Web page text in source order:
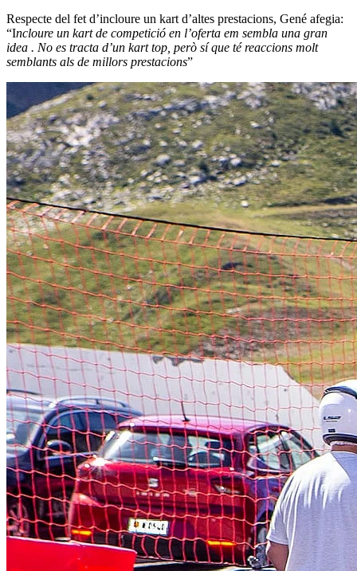
Respecte del fet d’incloure un kart d’altes prestacions, Gené afegia:
“Incloure un kart de competició en l’oferta em sembla una gran
idea . No es tracta d’un kart top, però sí que té reaccions molt
semblants als de millors prestacions”